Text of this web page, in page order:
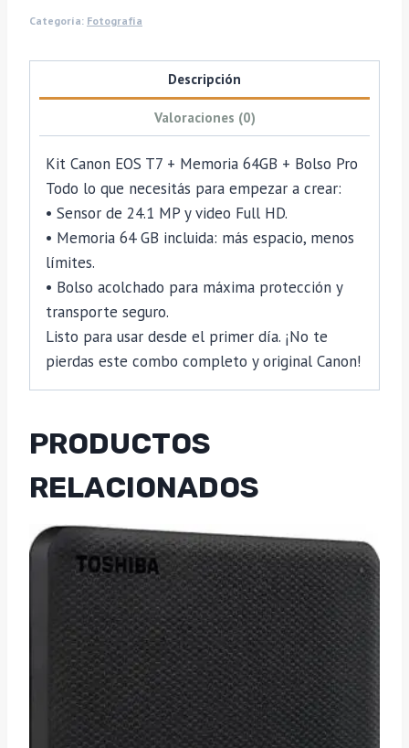
cantidad
Categoría: Fotografía
Descripción
Valoraciones (0)
Kit Canon EOS T7 + Memoria 64GB + Bolso Pro
Todo lo que necesitás para empezar a crear:
• Sensor de 24.1 MP y video Full HD.
• Memoria 64 GB incluida: más espacio, menos
límites.
• Bolso acolchado para máxima protección y
transporte seguro.
Listo para usar desde el primer día. ¡No te
pierdas este combo completo y original Canon!
PRODUCTOS
RELACIONADOS